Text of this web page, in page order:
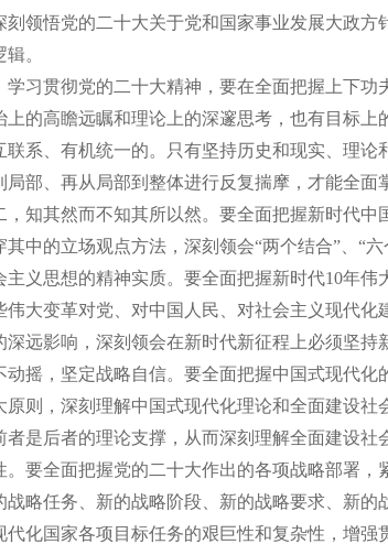
领悟党的二十大关于党和国家事业发展大政方
。
学习贯彻党的二十大精神，要在全面把握上下功
上的高瞻远瞩和理论上的深邃思考，也有目标上
联系、有机统一的。只有坚持历史和现实、理论
局部、再从局部到整体进行反复揣摩，才能全面
，知其然而不知其所以然。要全面把握新时代中
其中的立场观点方法，深刻领会“两个结合”、“
主义思想的精神实质。要全面把握新时代10年伟
伟大变革对党、对中国人民、对社会主义现代化
深远影响，深刻领会在新时代新征程上必须坚持
动摇，坚定战略自信。要全面把握中国式现代化
原则，深刻理解中国式现代化理论和全面建设社
者是后者的理论支撑，从而深刻理解全面建设社
。要全面把握党的二十大作出的各项战略部署，
战略任务、新的战略阶段、新的战略要求、新的
代化国家各项目标任务的艰巨性和复杂性，增强